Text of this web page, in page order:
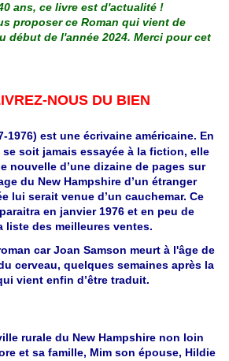
ans, ce livre est d'actualité !
proposer ce Roman qui vient de
début de l'année 2024. Merci pour cet
NOUS DU BIEN
1976) est une écrivaine américaine. En
se soit jamais essayée à la fiction, elle
nouvelle d’une dizaine de pages sur
du New Hampshire d’un étranger
lui serait venue d’un cauchemar. Ce
en janvier 1976 et en peu de
liste des meilleures ventes.
car Joan Samson meurt à l'âge de
cerveau, quelques semaines après la
vient enfin d’être traduit.
rurale du New Hampshire non loin
et sa famille, Mim son épouse, Hildie